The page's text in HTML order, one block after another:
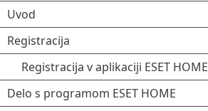
Uvod
Registracija
Registracija v aplikaciji ESET HOME
Delo s programom ESET HOME